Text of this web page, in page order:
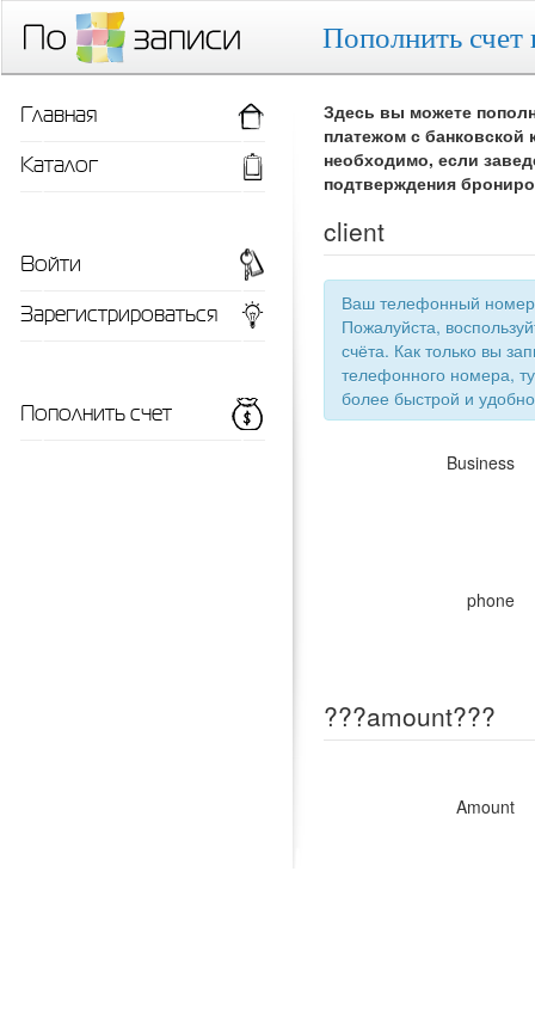
Пополнить счет
Здесь вы можете
платежом с
необходимо, если
подтверждения
client
Ваш телефонный номер
Пожалуйста,
счёта. Как только вы
телефонного номера,
более
Business
phone
???amount???
Amount
Главная
Каталог
Войти
Зарегистрироваться
Пополнить счет